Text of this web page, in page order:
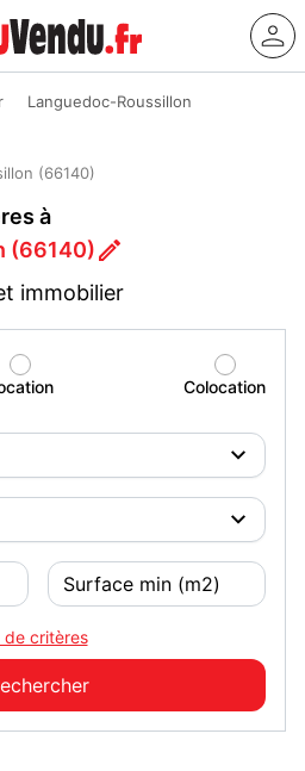
Languedoc-Roussillon
(66140)
à
(66140)
immobilier
Colocation
de critères